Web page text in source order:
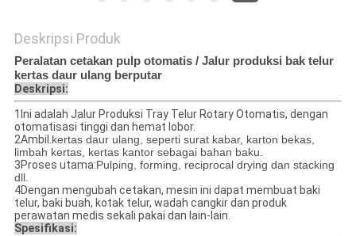
Deskripsi Produk
Peralatan cetakan pulp otomatis / Jalur produksi bak telur
kertas daur ulang berputar
Deskripsi:
1Ini adalah Jalur Produksi Tray Telur Rotary Otomatis, dengan
otomatisasi tinggi dan hemat lobor.
2Ambil.kertas daur ulang, seperti surat kabar, karton bekas,
limbah kertas, kertas kantor sebagai bahan baku.
3Proses utama:Pulping, forming, reciprocal drying dan stacking
dll.
4Dengan mengubah cetakan, mesin ini dapat membuat baki
telur, baki buah, kotak telur, wadah cangkir dan produk
perawatan medis sekali pakai dan lain-lain.
Spesifikasi: